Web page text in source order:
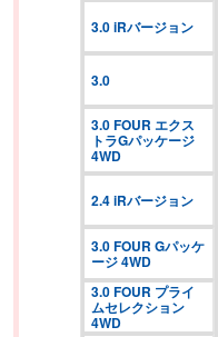
3.0 iRバージョン
3.0
3.0 FOUR エクス
トラGパッケージ
4WD
2.4 iRバージョン
3.0 FOUR Gパッケ
ージ 4WD
3.0 FOUR プライ
ムセレクション
4WD